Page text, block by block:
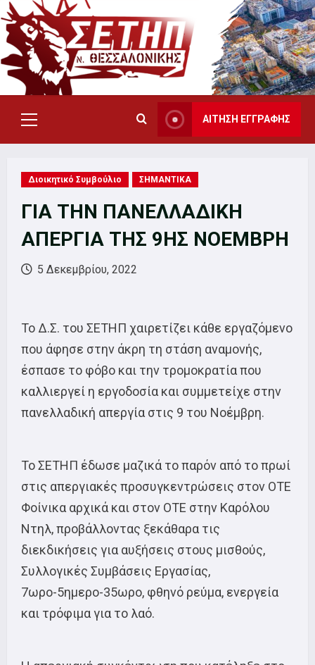
Skip
to
content
Primary
Menu
ΑΙΤΗΣΗ ΕΓΓΡΑΦΗΣ
Διοικητικό Συμβούλιο ΣΗΜΑΝΤΙΚΑ
ΓΙΑ ΤΗΝ ΠΑΝΕΛΛΑΔΙΚΗ
ΑΠΕΡΓΙΑ ΤΗΣ 9ΗΣ ΝΟΕΜΒΡΗ
5 Δεκεμβρίου, 2022
Το Δ.Σ. του ΣΕΤΗΠ χαιρετίζει κάθε εργαζόμενο
που άφησε στην άκρη τη στάση αναμονής,
έσπασε το φόβο και την τρομοκρατία που
καλλιεργεί η εργοδοσία και συμμετείχε στην
πανελλαδική απεργία στις 9 του Νοέμβρη.
Το ΣΕΤΗΠ έδωσε μαζικά το παρόν από το πρωί
στις απεργιακές προσυγκεντρώσεις στον ΟΤΕ
Φοίνικα αρχικά και στον ΟΤΕ στην Καρόλου
Ντηλ, προβάλλοντας ξεκάθαρα τις
διεκδικήσεις για αυξήσεις στους μισθούς,
Συλλογικές Συμβάσεις Εργασίας,
7ωρο-5ημερο-35ωρο, φθηνό ρεύμα, ενεργεία
και τρόφιμα για το λαό.